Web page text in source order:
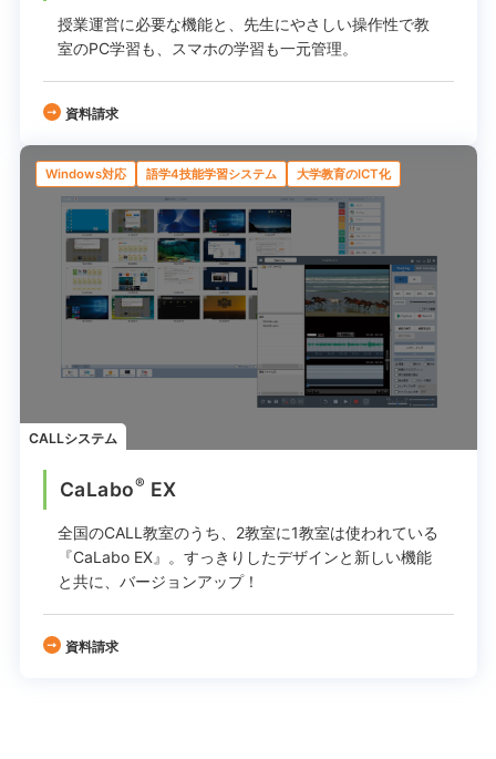
授業運営に必要な機能と、先生にやさしい操作性で教
室のPC学習も、スマホの学習も一元管理。
資料請求
Windows対応 語学4技能学習システム 大学教育のICT化
CALLシステム
CaLabo® EX
全国のCALL教室のうち、2教室に1教室は使われている
『CaLabo EX』。 すっきりしたデザインと新しい機能
と共に、バージョンアップ！
資料請求